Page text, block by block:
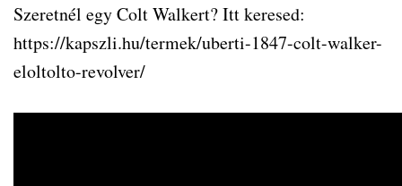
Szeretnél egy Colt Walkert? Itt keresed:
https://kapszli.hu/termek/uberti-1847-colt-walker-
eloltolto-revolver/